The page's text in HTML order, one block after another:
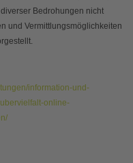
Bedrohungen nicht
und Vermittlungsmöglichkeiten
information-und-
online-